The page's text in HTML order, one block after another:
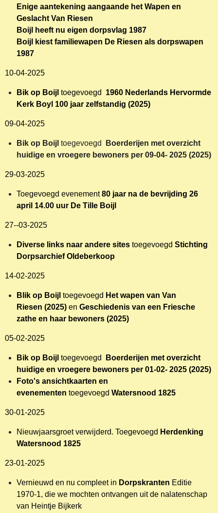
Enige aantekening aangaande het Wapen en
Geslacht Van Riesen
Boijl heeft nu eigen dorpsvlag 1987
Boijl kiest familiewapen De Riesen als dorpswapen
1987
10-04-2025
Bik op Boijl toegevoegd 1960 Nederlands Hervormde
Kerk Boyl 100 jaar zelfstandig (2025)
09-04-2025
Bik op Boijl toegevoegd
Boerderijen met overzicht
huidige en vroegere bewoners per 09-04- 2025 (2025)
29-03-2025
Toegevoegd evenement80 jaar na de bevrijding 26
april 14.00 uur De Tille Boijl
27--03-2025
Diverse links naar andere sites toegevoegd Stichting
Dorpsarchief Oldeberkoop
14-02-2025
Blik op Boijl toegevoegd Het wapen van Van
Riesen (2025) en Geschiedenis van een Friesche
zathe en haar bewoners (2025)
05-02-2025
Bik op Boijl toegevoegd
Boerderijen met overzicht
huidige en vroegere bewoners per 01-02- 2025 (2025)
Foto's ansichtkaarten en
evenementen toegevoegd Watersnood 1825
30-01-2025
Nieuwjaarsgroet verwijderd. Toegevoegd Herdenking
Watersnood 1825
23-01-2025
Vernieuwd en nu compleet in Dorpskranten Editie
1970-1, die we mochten ontvangen uit de nalatenschap
van Heintje Bijkerk